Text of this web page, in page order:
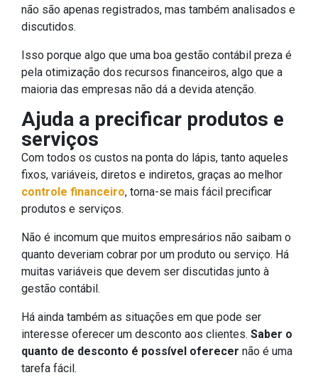
não são apenas registrados, mas também analisados e
discutidos.
Isso porque algo que uma boa gestão contábil preza é
pela otimização dos recursos financeiros, algo que a
maioria das empresas não dá a devida atenção.
Ajuda a precificar produtos e
serviços
Com todos os custos na ponta do lápis, tanto aqueles
fixos, variáveis, diretos e indiretos, graças ao melhor
controle financeiro, torna-se mais fácil precificar
produtos e serviços.
Não é incomum que muitos empresários não saibam o
quanto deveriam cobrar por um produto ou serviço. Há
muitas variáveis que devem ser discutidas junto à
gestão contábil.
Há ainda também as situações em que pode ser
interesse oferecer um desconto aos clientes. Saber o
quanto de desconto é possível oferecer não é uma
tarefa fácil.